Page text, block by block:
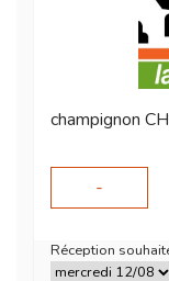
champignon
-
Réception